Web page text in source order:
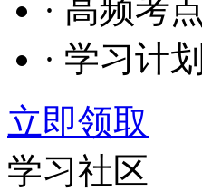
· 高频考点
· 学习计划
立即领取
学习社区